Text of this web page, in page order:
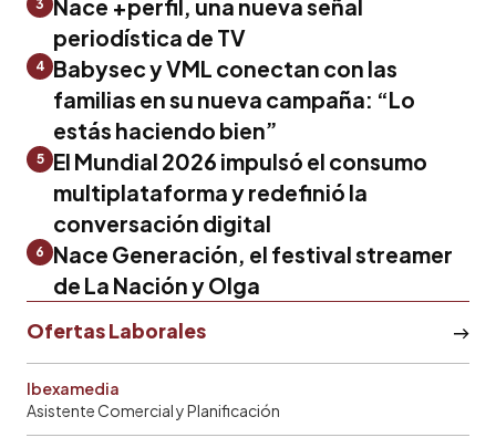
3
Nace +perfil, una nueva señal
periodística de TV
4 Babysec y VML conectan con las
familias en su nueva campaña: “Lo
estás haciendo bien”
5
El Mundial 2026 impulsó el consumo
multiplataforma y redefinió la
conversación digital
6
Nace Generación, el festival streamer
de La Nación y Olga
Ofertas Laborales
Ibexamedia
Asistente Comercial y Planificación